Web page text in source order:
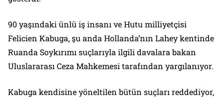
90 yaşındaki ünlü iş insanı ve Hutu milliyetçisi
Felicien Kabuga, şu anda Hollanda’nın Lahey kentinde
Ruanda Soykırımı suçlarıyla ilgili davalara bakan
Uluslararası Ceza Mahkemesi tarafından yargılanıyor.
Kabuga kendisine yöneltilen bütün suçları reddediyor,